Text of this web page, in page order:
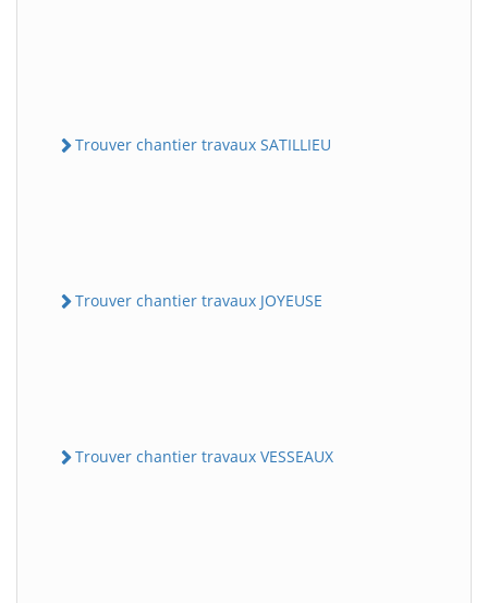
Trouver chantier travaux SATILLIEU
Trouver chantier travaux JOYEUSE
Trouver chantier travaux VESSEAUX